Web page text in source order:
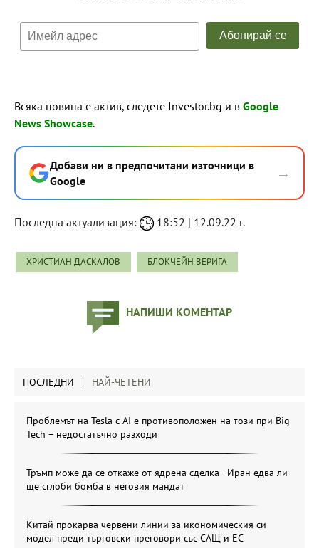
Всяка новина е актив, следете Investor.bg и в Google
News Showcase.
Добави ни в предпочитани източници в
Google
→
Последна актуализация: 18:52 | 12.09.22 г.
ХРИСТИАН ДАСКАЛОВ БЛОКЧЕЙН ВЕРИГА
НАПИШИ КОМЕНТАР
ПОСЛЕДНИ НАЙ-ЧЕТЕНИ
Проблемът на Tesla с AI е противоположен на този при Big
Tech – недостатъчно разходи
Тръмп може да се откаже от ядрена сделка - Иран едва ли
ще сглоби бомба в неговия мандат
Китай прокарва червени линии за икономическия си
модел преди търговски преговори със САЩ и ЕС